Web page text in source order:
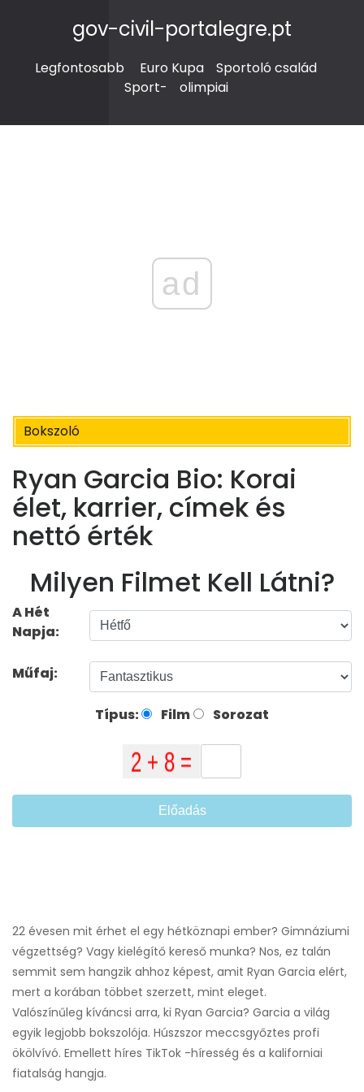
gov-civil-portalegre.pt
Legfontosabb Euro Kupa
Sportoló család
Sport-
olimpiai
ad
Bokszoló
Ryan Garcia Bio: Korai
élet, karrier, címek és
nettó érték
Milyen Filmet Kell Látni?
A Hét
Napja:
Műfaj:
Típus: Film Sorozat
Előadás
22 évesen mit érhet el egy hétköznapi ember? Gimnáziumi
végzettség? Vagy kielégítő kereső munka? Nos, ez talán
semmit sem hangzik ahhoz képest, amit Ryan Garcia elért,
mert a korában többet szerzett, mint eleget.
Valószínűleg kíváncsi arra, ki Ryan Garcia? Garcia a világ
egyik legjobb bokszolója. Húszszor meccsgyőztes profi
ökölvívó. Emellett híres TikTok -híresség és a kaliforniai
fiatalság hangja.